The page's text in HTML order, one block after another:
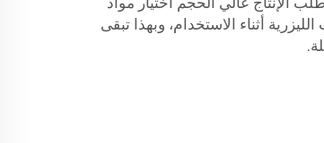
أثناء الاستخدام، وبهذا تبقى